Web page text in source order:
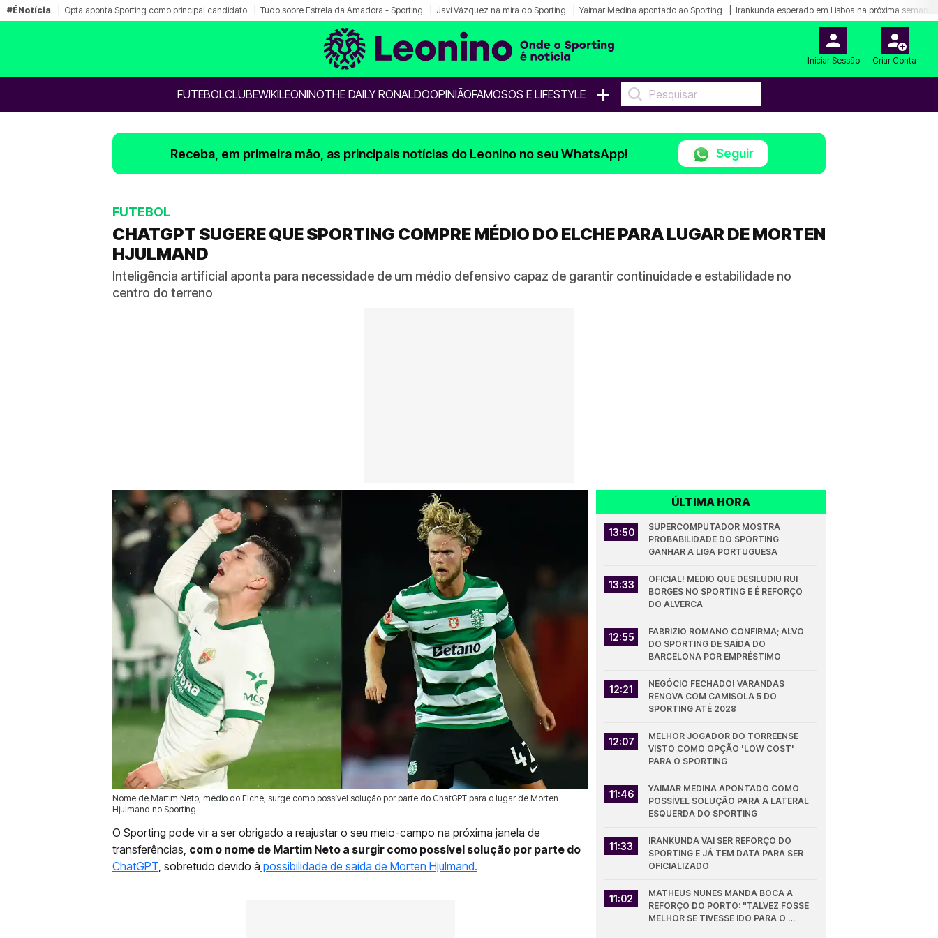
#ÉNotícia Opta aponta Sporting como principal candidato Tudo sobre Estrela da Amadora - Sporting Javi Vázquez na mira do Sporting Yaimar Medina apontado ao Sporting Irankunda esperado em Lisboa na próxima semana
Iniciar Sessão Criar Conta
FUTEBOLCLUBEWIKILEONINOTHE DAILY RONALDOOPINIÃOFAMOSOS E LIFESTYLE +
Receba, em primeira mão, as principais notícias do Leonino no seu WhatsApp! Seguir
FUTEBOL
CHATGPT SUGERE QUE SPORTING COMPRE MÉDIO DO ELCHE PARA LUGAR DE MORTEN
HJULMAND
Inteligência artificial aponta para necessidade de um médio defensivo capaz de garantir continuidade e estabilidade no
centro do terreno
Nome de Martim Neto, médio do Elche, surge como possível solução por parte do ChatGPT para o lugar de Morten
Hjulmand no Sporting
21 Jun 2026 | 12:49 | 0
O Sporting pode vir a ser obrigado a reajustar o seu meio-campo na próxima janela de
transferências, com o nome de Martim Neto a surgir como possível solução por parte do
ChatGPT , sobretudo devido à possibilidade de saída de Morten Hjulmand.
ÚLTIMA HORA
13:50
SUPERCOMPUTADOR MOSTRA
PROBABILIDADE DO SPORTING
GANHAR A LIGA PORTUGUESA
13:33
OFICIAL! MÉDIO QUE DESILUDIU RUI
BORGES NO SPORTING E É REFORÇO
DO ALVERCA
12:55
FABRIZIO ROMANO CONFIRMA; ALVO
DO SPORTING DE SAÍDA DO
BARCELONA POR EMPRÉSTIMO
12:21
NEGÓCIO FECHADO! VARANDAS
RENOVA COM CAMISOLA 5 DO
SPORTING ATÉ 2028
12:07
MELHOR JOGADOR DO TORREENSE
VISTO COMO OPÇÃO 'LOW COST'
PARA O SPORTING
11:46
YAIMAR MEDINA APONTADO COMO
POSSÍVEL SOLUÇÃO PARA A LATERAL
ESQUERDA DO SPORTING
11:33
IRANKUNDA VAI SER REFORÇO DO
SPORTING E JÁ TEM DATA PARA SER
OFICIALIZADO
11:02
MATHEUS NUNES MANDA BOCA A
REFORÇO DO PORTO: "TALVEZ FOSSE
MELHOR SE TIVESSE IDO PARA O